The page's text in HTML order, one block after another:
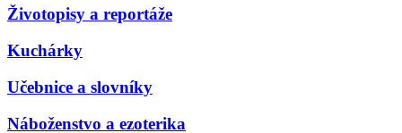
Životopisy a reportáže
Kuchárky
Učebnice a slovníky
Náboženstvo a ezoterika